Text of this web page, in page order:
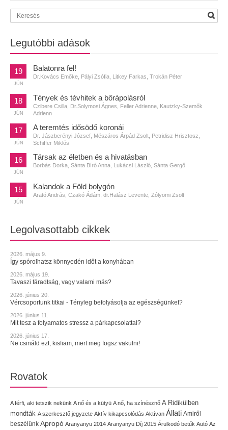
Legutóbbi adások
19
JÚN
Balatonra fel!
Dr.Kovács Emőke, Pályi Zsófia, Litkey Farkas, Trokán Péter
18
JÚN
Tények és tévhitek a bőrápolásról
Czibere Csilla, Dr.Solymosi Ágnes, Feller Adrienne, Kautzky-Szemők
Adrienn
17
JÚN
A teremtés idősödő koronái
Dr. Jászberényi József, Mészáros Árpád Zsolt, Petridisz Hrisztosz,
Schiffer Miklós
16
JÚN
Társak az életben és a hivatásban
Borbás Dorka, Sánta Bíró Anna, Lukácsi László, Sánta Gergő
15
JÚN
Kalandok a Föld bolygón
Arató András, Czakó Ádám, dr.Halász Levente, Zólyomi Zsolt
Legolvasottabb cikkek
2026. május 9.
Így spórolhatsz könnyedén időt a konyhában
2026. május 19.
Tavaszi fáradtság, vagy valami más?
2026. június 20.
Vércsoportunk titkai - Tényleg befolyásolja az egészségünket?
2026. június 11.
Mit tesz a folyamatos stressz a párkapcsolattal?
2026. június 17.
Ne csináld ezt, kisfiam, mert meg fogsz vakulni!
Rovatok
A férfi, aki tetszik nekünk A nő és a kütyü A nő, ha színésznő A Ridikülben
mondták A szerkesztő jegyzete Aktív kikapcsolódás Aktívan Állati Amiről
beszélünk Apropó Aranyanyu 2014 Aranyanyu Díj 2015 Árulkodó betűk Autó Az